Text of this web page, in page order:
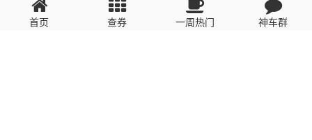
回复需填写必要信息
首页 查券 一周热门 神车群